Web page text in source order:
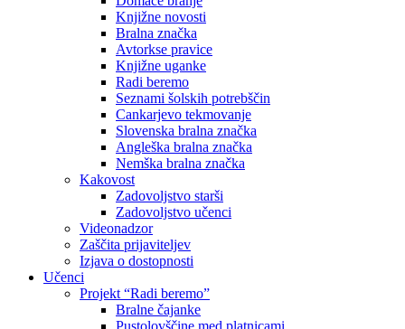
Knjižne novosti
Bralna značka
Avtorkse pravice
Knjižne uganke
Radi beremo
Seznami šolskih potrebščin
Cankarjevo tekmovanje
Slovenska bralna značka
Angleška bralna značka
Nemška bralna značka
Kakovost
Zadovoljstvo starši
Zadovoljstvo učenci
Videonadzor
Zaščita prijaviteljev
Izjava o dostopnosti
Učenci
Projekt “Radi beremo”
Bralne čajanke
Pustolovščine med platnicami